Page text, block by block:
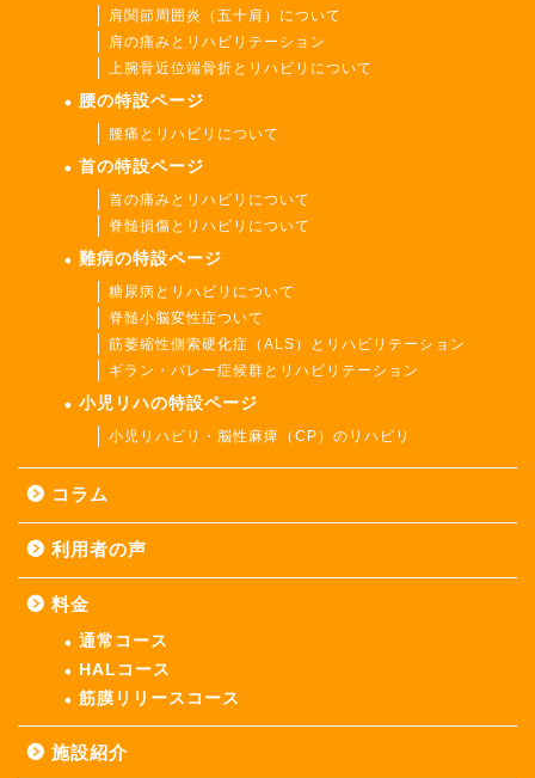
肩関節周囲炎（五十肩）について
肩の痛みとリハビリテーション
上腕骨近位端骨折とリハビリについて
腰の特設ページ
腰痛とリハビリについて
首の特設ページ
首の痛みとリハビリについて
脊髄損傷とリハビリについて
難病の特設ページ
糖尿病とリハビリについて
脊髄小脳変性症ついて
筋萎縮性側索硬化症（ALS）とリハビリテーション
ギラン・バレー症候群とリハビリテーション
小児リハの特設ページ
小児リハビリ・脳性麻痺（CP）のリハビリ
コラム
利用者の声
料金
通常コース
HALコース
筋膜リリースコース
施設紹介